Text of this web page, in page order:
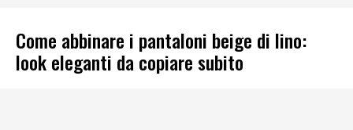
Come abbinare i pantaloni beige di lino:
look eleganti da copiare subito